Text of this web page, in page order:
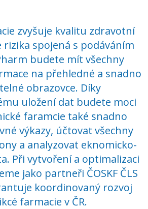
zvyšuje kvalitu zdravotní
rizika spojená s podáváním
budete mít všechny
na přehledné a snadno
obrazovce. Díky
uložení dat budete moci
faramcie také snadno
výkazy, účtovat všechny
a analyzovat eknomicko-
Při vytvoření a optimalizaci
jako partneři ČOSKF ČLS
koordinovaný rozvoj
farmacie v ČR.